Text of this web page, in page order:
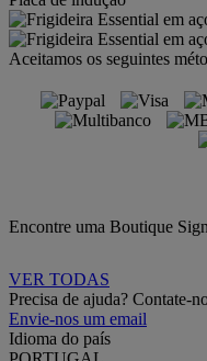
Aceitamos os seguintes
Encontre uma Boutique
VER TODAS
Precisa de ajuda? Contate-
Envie-nos um email
Idioma do país